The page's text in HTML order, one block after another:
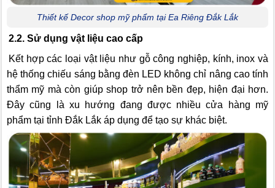
Thiết kế Decor shop mỹ phẩm tại Ea Riêng Đắk Lắk
2.2. Sử dụng vật liệu cao cấp
Kết hợp các loại vật liệu như gỗ công nghiệp, kính, inox và
hệ thống chiếu sáng bằng đèn LED không chỉ nâng cao tính
thẩm mỹ mà còn giúp shop trở nên bền đẹp, hiện đại hơn.
Đây cũng là xu hướng đang được nhiều cửa hàng mỹ
phẩm tại tỉnh Đắk Lắk áp dụng để tạo sự khác biệt.